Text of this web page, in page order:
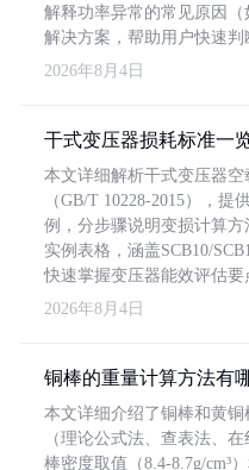
解释功率异常的常见原因
解决方案，帮助用户快速判
2026年8月4日
干式变压器损耗标准一
本文详细解析干式变压器
（GB/T 10228-2015），提
例，分步骤说明变损计算
实例表格，涵盖SCB10/
快速掌握变压器能效评估要
2026年8月4日
铜棒的重量计算方法有
本文详细介绍了铜棒和黄
（理论公式法、查表法、
棒密度取值（8.4-8.7g/cm³